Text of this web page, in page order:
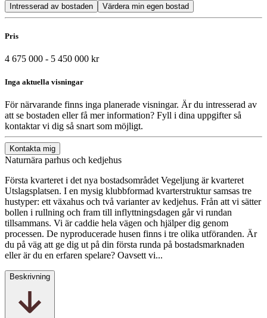
Intresserad av bostaden Värdera min egen bostad
Pris
4 675 000 - 5 450 000 kr
Inga aktuella visningar
För närvarande finns inga planerade visningar. Är du intresserad av
att se bostaden eller få mer information? Fyll i dina uppgifter så
kontaktar vi dig så snart som möjligt.
Kontakta mig
Naturnära parhus och kedjehus
Första kvarteret i det nya bostadsområdet Vegeljung är kvarteret
Utslagsplatsen. I en mysig klubbformad kvarterstruktur samsas tre
hustyper: ett växahus och två varianter av kedjehus. Från att vi sätter
bollen i rullning och fram till inflyttningsdagen går vi rundan
tillsammans. Vi är caddie hela vägen och hjälper dig genom
processen. De nyproducerade husen finns i tre olika utföranden. Är
du på väg att ge dig ut på din första runda på bostadsmarknaden
eller är du en erfaren spelare? Oavsett vi...
Beskrivning